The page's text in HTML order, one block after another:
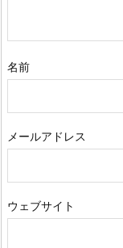
名前
メールアドレス
ウェブサイト